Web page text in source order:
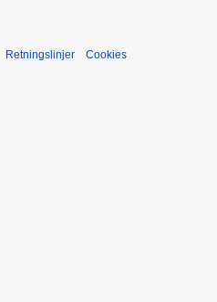
Retningslinjer Cookies